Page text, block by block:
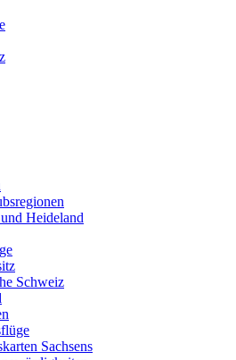
Heideland
Schweiz
Sachsens